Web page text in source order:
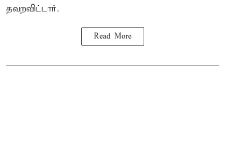
தவறவிட்டார்.
Read More